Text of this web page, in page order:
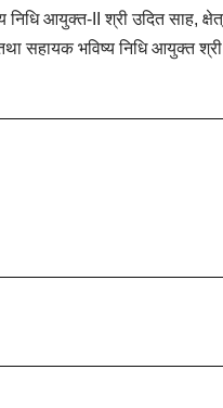
निधि आयुक्त-II श्री उदित साह,
सहायक भविष्य निधि आयुक्त